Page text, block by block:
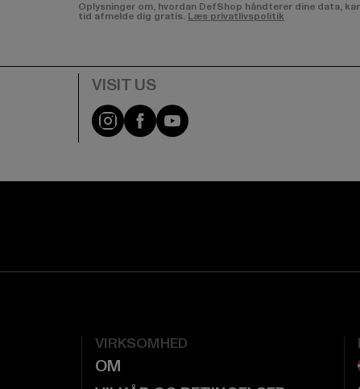
Oplysninger om, hvordan DefShop håndterer dine data,
tid afmelde dig gratis. Læs privatlivspolitik
Visit our Instagram page:
Visit our Facebook page:
Visit our YouTube channel:
VIRKSOMHED
OM